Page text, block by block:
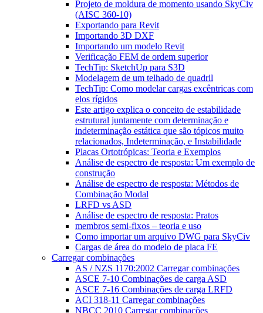
Projeto de moldura de momento usando SkyCiv
(AISC 360-10)
Exportando para Revit
Importando 3D DXF
Importando um modelo Revit
Verificação FEM de ordem superior
TechTip: SketchUp para S3D
Modelagem de um telhado de quadril
TechTip: Como modelar cargas excêntricas com
elos rígidos
Este artigo explica o conceito de estabilidade
estrutural juntamente com determinação e
indeterminação estática que são tópicos muito
relacionados, Indeterminação, e Instabilidade
Placas Ortotrópicas: Teoria e Exemplos
Análise de espectro de resposta: Um exemplo de
construção
Análise de espectro de resposta: Métodos de
Combinação Modal
LRFD vs ASD
Análise de espectro de resposta: Pratos
membros semi-fixos – teoria e uso
Como importar um arquivo DWG para SkyCiv
Cargas de área do modelo de placa FE
Carregar combinações
AS / NZS 1170:2002 Carregar combinações
ASCE 7-10 Combinações de carga ASD
ASCE 7-16 Combinações de carga LRFD
ACI 318-11 Carregar combinações
NBCC 2010 Carregar combinações